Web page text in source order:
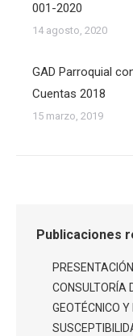
001-2020
14 agosto, 2020
GAD Parroquial
Cuentas 2018
15 marzo, 2019
Publicaciones
CONSULTORÍA
GEOTÉCNICO